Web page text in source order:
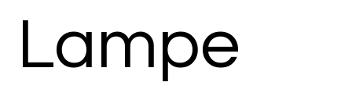
Lampe